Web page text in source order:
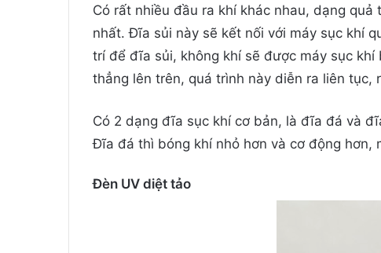
Có rất nhiều đầu ra khí khác nhau, dạng
nhất. Đĩa sủi này sẽ kết nối với máy sục khí
trí để đĩa sủi, không khí sẽ được máy sục
thẳng lên trên, quá trình này diễn ra liên
Có 2 dạng đĩa sục khí cơ bản, là đĩa đá và
Đĩa đá thì bóng khí nhỏ hơn và cơ động hơn,
Đèn UV diệt tảo